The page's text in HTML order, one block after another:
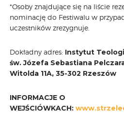
*Osoby znajdujące się na liście
nominację do Festiwalu w
uczestników zrezygnuje.
Dokładny adres: Instytut
św. Józefa Sebastiana
Witolda 11A, 35-302 Rzeszów
INFORMACJE O
WEJŚCIÓWKACH: